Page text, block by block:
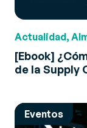
Actualidad,
[Ebook]
de la Supply
Eventos